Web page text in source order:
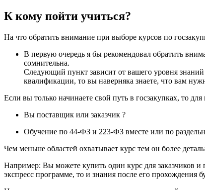
К кому пойти учиться?
На что обратить внимание при выборе курсов по
В первую очередь я бы рекомендовал обратить
сомнительна.
Следующий пункт зависит от вашего уровня
квалификации, то вы наверняка знаете, что вам
Если вы только начинаете свой путь в госзакупках, то
Вы поставщик или заказчик ?
Обучение по 44-ФЗ и 223-ФЗ вместе или по
Чем меньше областей охватывает курс тем он более
Например: Вы можете купить один курс для заказчиков и
экспресс программе, то и знания после его прохождения